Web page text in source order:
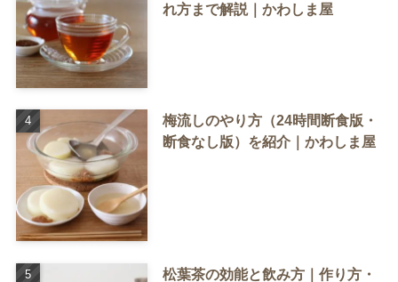
れ方まで解説｜かわしま屋
梅流しのやり方（24時間断食版・
断食なし版）を紹介｜かわしま屋
松葉茶の効能と飲み方｜作り方・